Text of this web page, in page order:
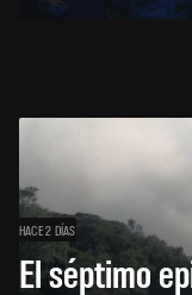
HACE 2 DÍAS
El séptimo